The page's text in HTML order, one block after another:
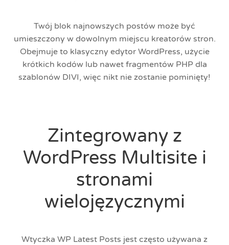
Twój blok najnowszych postów może być
umieszczony w dowolnym miejscu kreatorów stron.
Obejmuje to klasyczny edytor WordPress, użycie
krótkich kodów lub nawet fragmentów PHP dla
szablonów DIVI, więc nikt nie zostanie pominięty!
Zintegrowany z
WordPress Multisite i
stronami
wielojęzycznymi
Wtyczka WP Latest Posts jest często używana z